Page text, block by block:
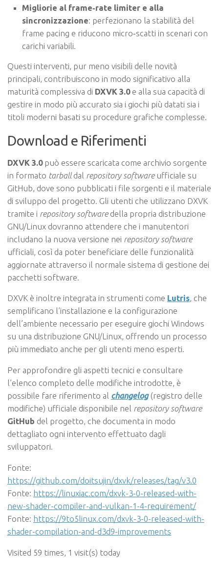
Migliorie al frame‑rate limiter e alla
sincronizzazione: perfezionano la stabilità del
frame pacing e riducono micro‑scatti in scenari con
carichi variabili.
Questi interventi, pur meno visibili delle novità
principali, contribuiscono in modo significativo alla
maturità complessiva di DXVK 3.0e alla sua capacità di
gestire in modo più accurato sia i giochi più datati sia i
titoli moderni basati su procedure grafiche complesse.
Download e Riferimenti
DXVK 3.0può essere scaricata come archivio sorgente
in formato tarballdal repository softwareufficiale su
GitHub, dove sono pubblicati i file sorgenti e il materiale
di sviluppo del progetto. Gli utenti che utilizzano DXVK
tramite i repository softwaredella propria distribuzione
GNU/Linux dovranno attendere che i manutentori
includano la nuova versione nei repository software
ufficiali, così da poter beneficiare delle funzionalità
aggiornate attraverso il normale sistema di gestione dei
pacchetti software.
DXVK è inoltre integrata in strumenti come Lutris, che
semplificano l’installazione e la configurazione
dell’ambiente necessario per eseguire giochi Windows
su una distribuzione GNU/Linux, offrendo un processo
più immediato anche per gli utenti meno esperti.
Per approfondire gli aspetti tecnici e consultare
l’elenco completo delle modifiche introdotte, è
possibile fare riferimento al changelog(registro delle
modifiche) ufficiale disponibile nel repository software
GitHub del progetto, che documenta in modo
dettagliato ogni intervento effettuato dagli
sviluppatori.
Fonte:
https://github.com/doitsujin/dxvk/releases/tag/v3.0
Fonte: https://linuxiac.com/dxvk-3-0-released-with-
new-shader-compiler-and-vulkan-1-4-requirement/
Fonte: https://9to5linux.com/dxvk-3-0-released-with-
shader-compilation-and-d3d9-improvements
Visited 59 times, 1 visit(s) today